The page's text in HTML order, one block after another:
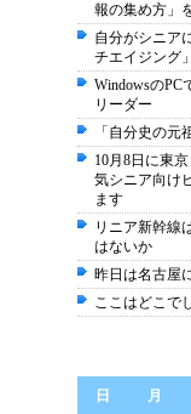
報の集め方」
自分がシニア
チエイジング
WindowsのPC
リーダー
「自分史の
10月8日に東
気シニア向け
ます
リニア新幹線
はないか
昨日は名古屋
ここはどこで
日 月